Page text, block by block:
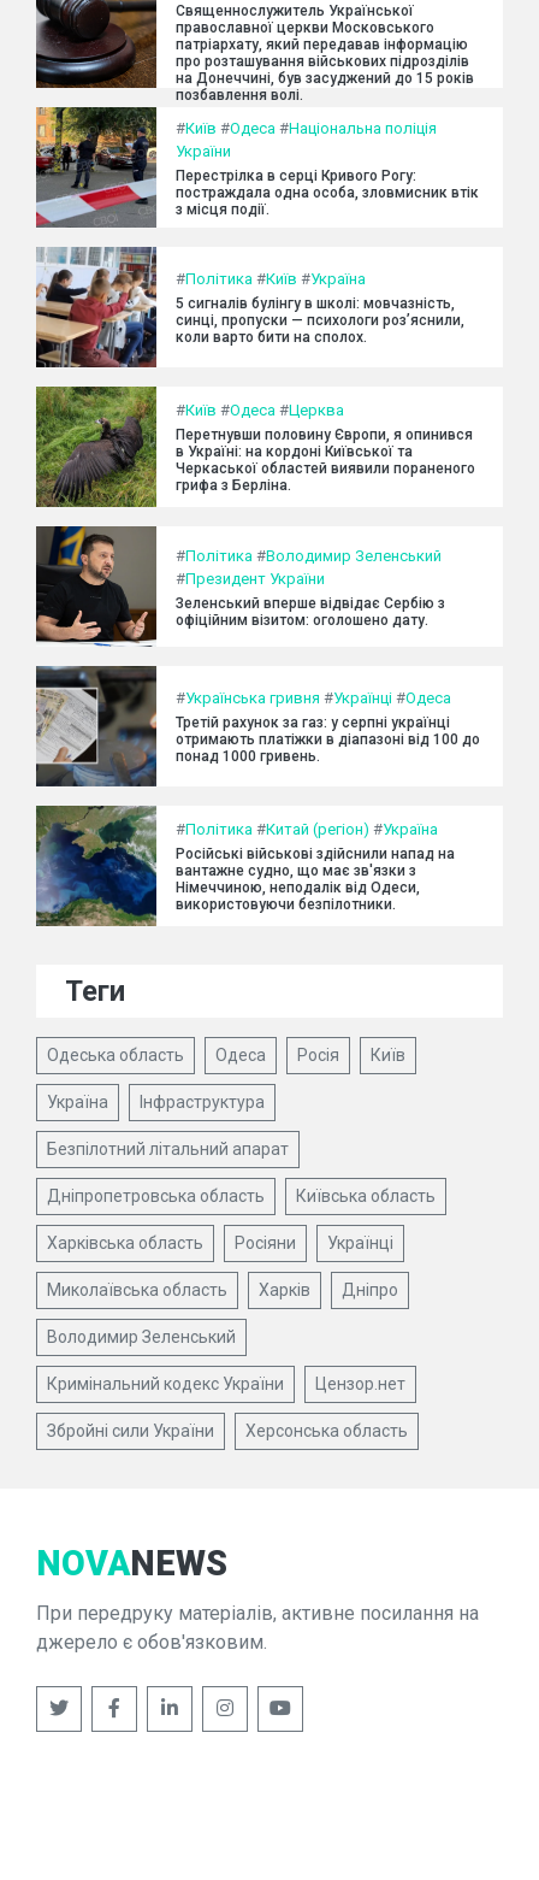
Священнослужитель Української
православної церкви Московського
патріархату, який передавав інформацію
про розташування військових підрозділів
на Донеччині, був засуджений до 15 років
позбавлення волі.
#Київ #Одеса #Національна поліція
України
Перестрілка в серці Кривого Рогу:
постраждала одна особа, зловмисник втік
з місця події.
#Політика #Київ #Україна
5 сигналів булінгу в школі: мовчазність,
синці, пропуски — психологи роз’яснили,
коли варто бити на сполох.
#Київ #Одеса #Церква
Перетнувши половину Європи, я опинився
в Україні: на кордоні Київської та
Черкаської областей виявили пораненого
грифа з Берліна.
#Політика #Володимир Зеленський
#Президент України
Зеленський вперше відвідає Сербію з
офіційним візитом: оголошено дату.
#Українська гривня #Українці #Одеса
Третій рахунок за газ: у серпні українці
отримають платіжки в діапазоні від 100 до
понад 1000 гривень.
#Політика #Китай (регіон) #Україна
Російські військові здійснили напад на
вантажне судно, що має зв'язки з
Німеччиною, неподалік від Одеси,
використовуючи безпілотники.
Теги
Одеська область Одеса Росія Київ
Україна Інфраструктура
Безпілотний літальний апарат
Дніпропетровська область Київська область
Харківська область Росіяни Українці
Миколаївська область Харків Дніпро
Володимир Зеленський
Кримінальний кодекс України Цензор.нет
Збройні сили України Херсонська область
NOVANEWS
При передруку матеріалів, активне посилання на
джерело є обов'язковим.